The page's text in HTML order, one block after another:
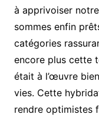
à apprivoiser
sommes enfin
catégories
encore plus cette
était à l’œuvre
vies. Cette
rendre optimistes